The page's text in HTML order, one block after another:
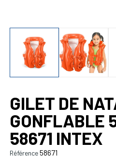
GILET DE
GONFLABLE
58671 INTEX
Référence58671